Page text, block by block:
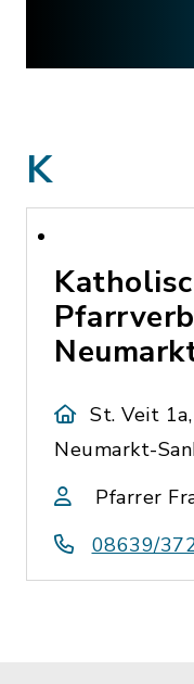
K
St. Veit
Neumarkt-
Pfarrer
08639/